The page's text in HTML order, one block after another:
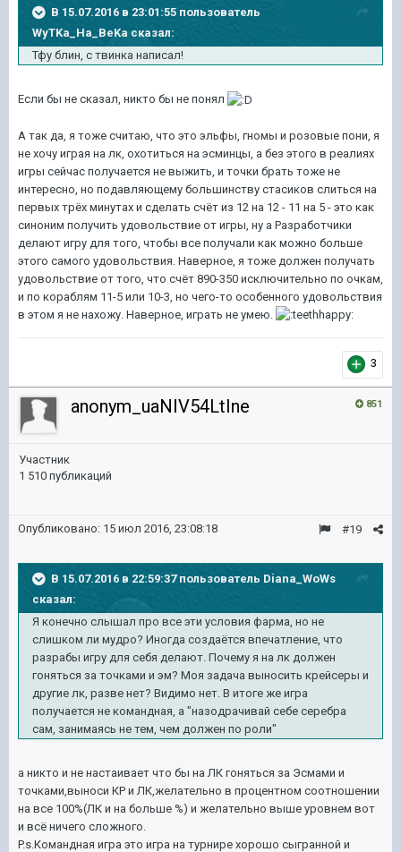
В 15.07.2016 в 23:01:55 пользователь
WyTKa_Ha_BeKa сказал:
Тфу блин, с твинка написал!
Если бы не сказал, никто бы не понял
А так да, я тоже считаю, что это эльфы, гномы и розовые пони, я
не хочу играя на лк, охотиться на эсминцы, а без этого в реалиях
игры сейчас получается не выжить, и точки брать тоже не
интересно, но подавляющему большинству стасиков слиться на
первых трёх минутах и сделать счёт из 12 на 12 - 11 на 5 - это как
синоним получить удовольствие от игры, ну а Разработчики
делают игру для того, чтобы все получали как можно больше
этого самого удовольствия. Наверное, я тоже должен получать
удовольствие от того, что счёт 890-350 исключительно по очкам,
и по кораблям 11-5 или 10-3, но чего-то особенного удовольствия
в этом я не нахожу. Наверное, играть не умею.
3
851
anonym_uaNIV54LtIne
Участник
1 510 публикаций
#19
Опубликовано: 15 июл 2016, 23:08:18
В 15.07.2016 в 22:59:37 пользователь Diana_WoWs
сказал:
Я конечно слышал про все эти условия фарма, но не
слишком ли мудро? Иногда создаётся впечатление, что
разрабы игру для себя делают. Почему я на лк должен
гоняться за точками и эм? Моя задача выносить крейсеры и
другие лк, разве нет? Видимо нет. В итоге же игра
получается не командная, а "назодрачивай себе серебра
сам, занимаясь не тем, чем должен по роли"
а никто и не настаивает что бы на ЛК гоняться за Эсмами и
точками,выноси КР и ЛК,желательно в процентном соотношении
на все 100%(ЛК и на больше %) и желательно выше уровнем вот
и всё ничего сложного.
P.s.Командная игра это игра на турнире хорошо сыгранной и